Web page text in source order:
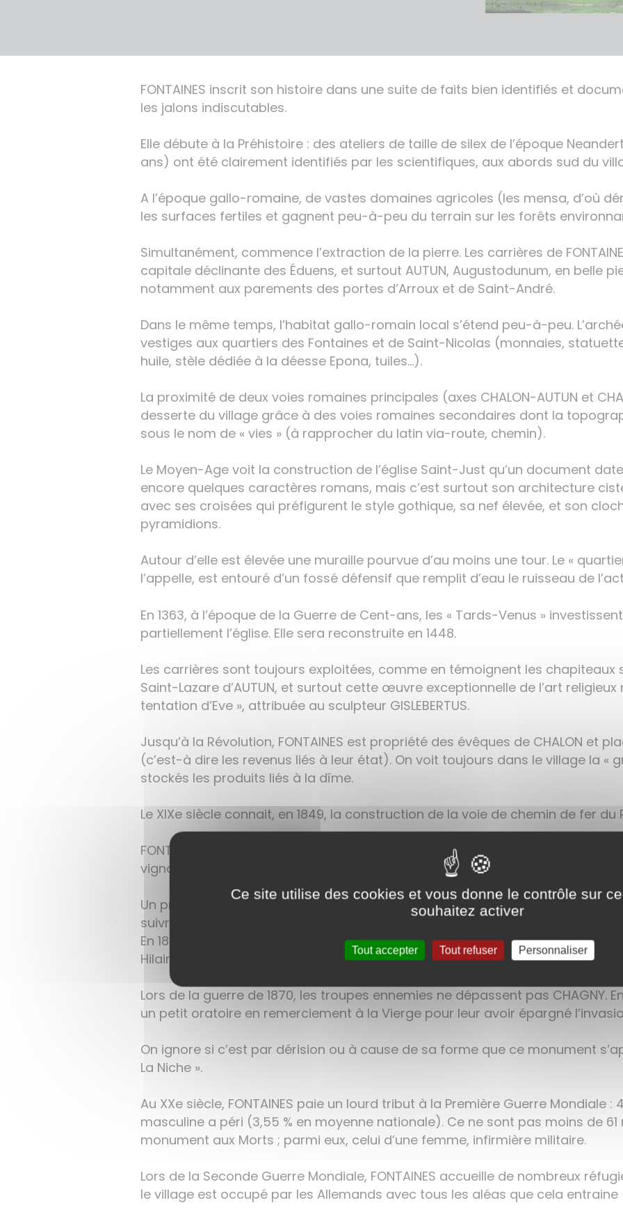
FONTAINES inscrit son histoire dans une suite de faits bien identifiés et
les jalons indiscutables.
Elle débute à la Préhistoire : des ateliers de taille de silex de l’époque
ans) ont été clairement identifiés par les scientifiques, aux abords sud du
A l’époque gallo-romaine, de vastes domaines agricoles (les mensa, d’où
les surfaces fertiles et gagnent peu-à-peu du terrain sur les forêts
Simultanément, commence l’extraction de la pierre. Les carrières de
capitale déclinante des Éduens, et surtout AUTUN, Augustodunum, en belle
notamment aux parements des portes d’Arroux et de Saint-André.
Dans le même temps, l’habitat gallo-romain local s’étend peu-à-peu.
vestiges aux quartiers des Fontaines et de Saint-Nicolas (monnaies,
huile, stèle dédiée à la déesse Epona, tuiles…).
La proximité de deux voies romaines principales (axes CHALON-AUTUN et
desserte du village grâce à des voies romaines secondaires dont la
sous le nom de « vies » (à rapprocher du latin via-route, chemin).
Le Moyen-Age voit la construction de l’église Saint-Just qu’un document date
encore quelques caractères romans, mais c’est surtout son architecture
avec ses croisées qui préfigurent le style gothique, sa nef élevée, et son
pyramidions.
Autour d’elle est élevée une muraille pourvue d’au moins une tour. Le «
l’appelle, est entouré d’un fossé défensif que remplit d’eau le ruisseau de
En 1363, à l’époque de la Guerre de Cent-ans, les « Tards-Venus »
partiellement l’église. Elle sera reconstruite en 1448.
Les carrières sont toujours exploitées, comme en témoignent les
Saint-Lazare d’AUTUN, et surtout cette œuvre exceptionnelle de l’art religieux
tentation d’Eve », attribuée au sculpteur GISLEBERTUS.
Jusqu’à la Révolution, FONTAINES est propriété des évêques de CHALON et
(c’est-à dire les revenus liés à leur état). On voit toujours dans le village la «
stockés les produits liés à la dîme.
Le XIXe siècle connait, en 1849, la construction de la voie de chemin de fer du
FONTAINES est alors un bourg rural dont l’activité se partage entre
vignoble florissant jusqu’à la crise du phylloxera) et toujours, l’extraction de la
Un premier lavoir couvert, de forme octogonale, est bâti au quartier Saint-
suivront.
En 1862, un riche négociant en vins de DRACY-LE-FORT, propriétaire de
Hilaire qui surplombe le village, fait ériger une tour votive qui se voit de fort loin.
Lors de la guerre de 1870, les troupes ennemies ne dépassent pas CHAGNY.
un petit oratoire en remerciement à la Vierge pour leur avoir épargné
On ignore si c’est par dérision ou à cause de sa forme que ce monument
La Niche ».
Au XXe siècle, FONTAINES paie un lourd tribut à la Première Guerre Mondiale
masculine a péri (3,55 % en moyenne nationale). Ce ne sont pas moins de
monument aux Morts ; parmi eux, celui d’une femme, infirmière militaire.
Lors de la Seconde Guerre Mondiale, FONTAINES accueille de nombreux
le village est occupé par les Allemands avec tous les aléas que cela entraine
Ce site utilise des cookies et vous donne le contrôle sur
souhaitez activer
Tout accepter Tout refuser Personnaliser